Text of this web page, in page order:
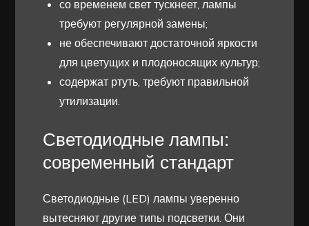
со временем свет тускнеет, лампы
требуют регулярной замены;
не обеспечивают достаточной яркости
для цветущих и плодоносящих культур;
содержат ртуть, требуют правильной
утилизации.
Светодиодные лампы:
современный стандарт
Светодиодные (LED) лампы уверенно
вытесняют другие типы подсветки. Они